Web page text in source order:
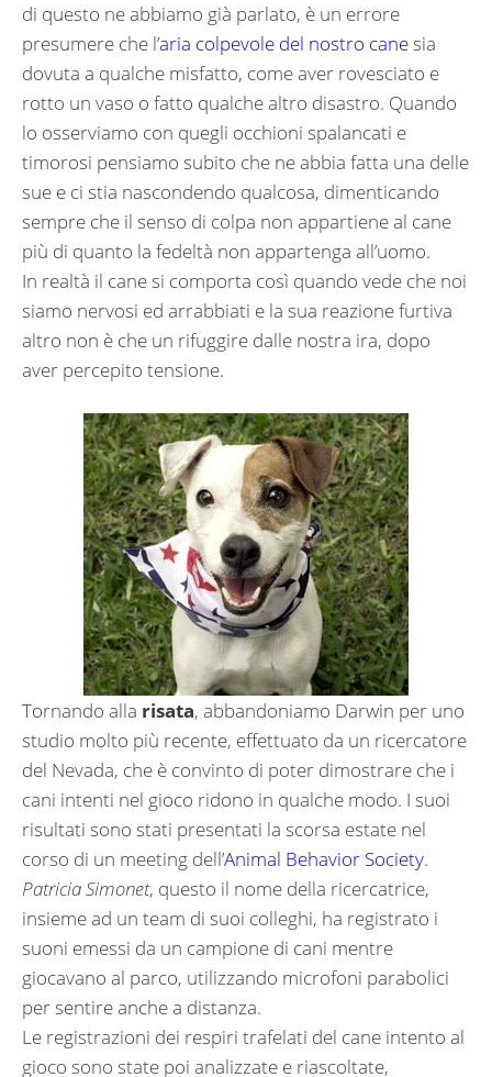
di questo ne abbiamo già parlato, è un errore
presumere che l’aria colpevole del nostro canesia
dovuta a qualche misfatto, come aver rovesciato e
rotto un vaso o fatto qualche altro disastro. Quando
lo osserviamo con quegli occhioni spalancati e
timorosi pensiamo subito che ne abbia fatta una delle
sue e ci stia nascondendo qualcosa, dimenticando
sempre che il senso di colpa non appartiene al cane
più di quanto la fedeltà non appartenga all’uomo.
In realtà il cane si comporta così quando vede che noi
siamo nervosi ed arrabbiati e la sua reazione furtiva
altro non è che un rifuggire dalle nostra ira, dopo
aver percepito tensione.
Tornando alla risata, abbandoniamo Darwin per uno
studio molto più recente, effettuato da un ricercatore
del Nevada, che è convinto di poter dimostrare che i
cani intenti nel gioco ridono in qualche modo. I suoi
risultati sono stati presentati la scorsa estate nel
corso di un meeting dell’Animal Behavior Society.
Patricia Simonet, questo il nome della ricercatrice,
insieme ad un team di suoi colleghi, ha registrato i
suoni emessi da un campione di cani mentre
giocavano al parco, utilizzando microfoni parabolici
per sentire anche a distanza.
Le registrazioni dei respiri trafelati del cane intento al
gioco sono state poi analizzate e riascoltate,